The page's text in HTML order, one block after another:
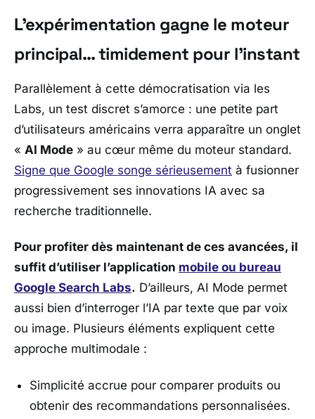
L’expérimentation gagne le moteur
principal… timidement pour l’instant
Parallèlement à cette démocratisation via les
Labs, un test discret s’amorce : une petite part
d’utilisateurs américains verra apparaître un onglet
« AI Mode » au cœur même du moteur standard.
Signe que Google songe sérieusement à fusionner
progressivement ses innovations IA avec sa
recherche traditionnelle.
Pour profiter dès maintenant de ces avancées, il
suffit d’utiliser l’application mobile ou bureau
Google Search Labs. D’ailleurs, AI Mode permet
aussi bien d’interroger l’IA par texte que par voix
ou image. Plusieurs éléments expliquent cette
approche multimodale :
Simplicité accrue pour comparer produits ou
obtenir des recommandations personnalisées.